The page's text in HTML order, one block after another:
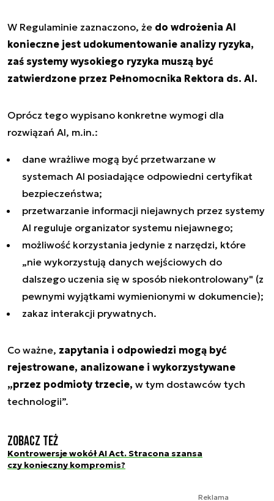
W Regulaminie zaznaczono, że do wdrożenia AI
konieczne jest udokumentowanie analizy ryzyka,
zaś systemy wysokiego ryzyka muszą być
zatwierdzone przez Pełnomocnika Rektora ds. AI.
Oprócz tego wypisano konkretne wymogi dla
rozwiązań AI, m.in.:
dane wrażliwe mogą być przetwarzane w
systemach AI posiadające odpowiedni certyfikat
bezpieczeństwa;
przetwarzanie informacji niejawnych przez systemy
AI reguluje organizator systemu niejawnego;
możliwość korzystania jedynie z narzędzi, które
„nie wykorzystują danych wejściowych do
dalszego uczenia się w sposób niekontrolowany" (z
pewnymi wyjątkami wymienionymi w dokumencie);
zakaz interakcji prywatnych.
Co ważne, zapytania i odpowiedzi mogą być
rejestrowane, analizowane i wykorzystywane
„przez podmioty trzecie, w tym dostawców tych
technologii”.
Zobacz też
Kontrowersje wokół AI Act. Stracona szansa
czy konieczny kompromis?
Reklama